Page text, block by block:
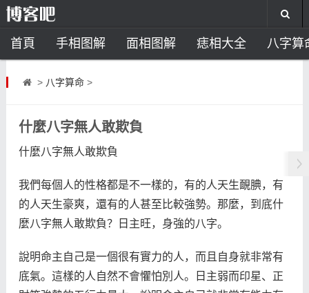
首頁 手相图解 面相图解 痣相大全 八字算
风水开运 助运饰品
> 八字算命>
什麼八字無人敢欺負
什麼八字無人敢欺負
我們每個人的性格都是不一樣的，有的人天生靦腆，有
的人天生豪爽，還有的人甚至比較強勢。那麼，到底什
麼八字無人敢欺負？日主旺，身強的八字。
說明命主自己是一個很有實力的人，而且自身就非常有
底氣。這樣的人自然不會懼怕別人。日主弱而印星、正